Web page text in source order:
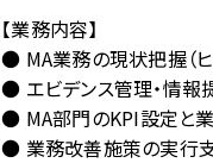
【業務内容】
● MA業務の現状把握（ヒ
● エビデンス管理・情報
● MA部門のKPI設定と
● 業務改善施策の実行